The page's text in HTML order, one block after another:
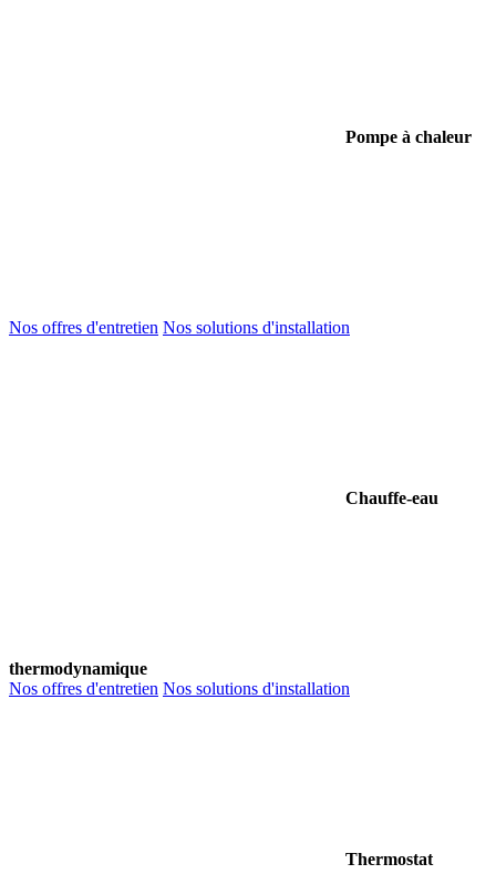
Pompe à chaleur
Nos offres d'entretien Nos solutions d'installation
Chauffe-eau
thermodynamique
Nos offres d'entretien Nos solutions d'installation
Thermostat